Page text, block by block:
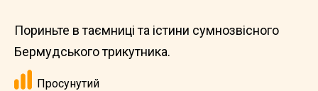
Пориньте в таємниці та істини сумнозвісного
Бермудського трикутника.
Просунутий